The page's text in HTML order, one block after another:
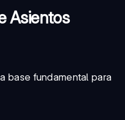
Asientos
base fundamental para